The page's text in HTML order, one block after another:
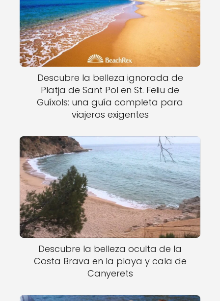
Descubre la belleza ignorada de
Platja de Sant Pol en St. Feliu de
Guíxols: una guía completa para
viajeros exigentes
Descubre la belleza oculta de la
Costa Brava en la playa y cala de
Canyerets